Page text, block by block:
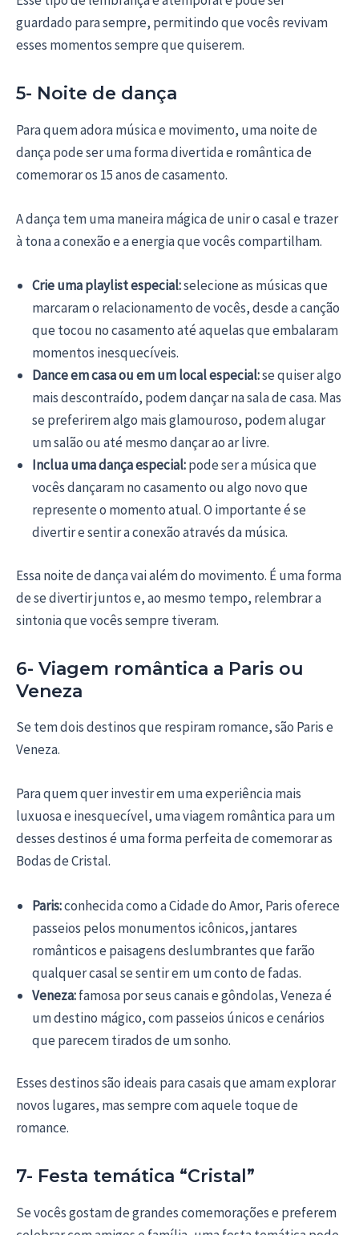
guardado para sempre, permitindo que vocês revivam
esses momentos sempre que quiserem.
5- Noite de dança
Para quem adora música e movimento, uma noite de
dança pode ser uma forma divertida e romântica de
comemorar os 15 anos de casamento.
A dança tem uma maneira mágica de unir o casal e trazer
à tona a conexão e a energia que vocês compartilham.
Crie uma playlist especial:selecione as músicas que
marcaram o relacionamento de vocês, desde a canção
que tocou no casamento até aquelas que embalaram
momentos inesquecíveis.
Dance em casa ou em um local especial:se quiser algo
mais descontraído, podem dançar na sala de casa. Mas
se preferirem algo mais glamouroso, podem alugar
um salão ou até mesmo dançar ao ar livre.
Inclua uma dança especial:pode ser a música que
vocês dançaram no casamento ou algo novo que
represente o momento atual. O importante é se
divertir e sentir a conexão através da música.
Essa noite de dança vai além do movimento. É uma forma
de se divertir juntos e, ao mesmo tempo, relembrar a
sintonia que vocês sempre tiveram.
6- Viagem romântica a Paris ou
Veneza
Se tem dois destinos que respiram romance, são Paris e
Veneza.
Para quem quer investir em uma experiência mais
luxuosa e inesquecível, uma viagem romântica para um
desses destinos é uma forma perfeita de comemorar as
Bodas de Cristal.
Paris:conhecida como a Cidade do Amor, Paris oferece
passeios pelos monumentos icônicos, jantares
românticos e paisagens deslumbrantes que farão
qualquer casal se sentir em um conto de fadas.
Veneza:famosa por seus canais e gôndolas, Veneza é
um destino mágico, com passeios únicos e cenários
que parecem tirados de um sonho.
Esses destinos são ideais para casais que amam explorar
novos lugares, mas sempre com aquele toque de
romance.
7- Festa temática “Cristal”
Se vocês gostam de grandes comemorações e preferem